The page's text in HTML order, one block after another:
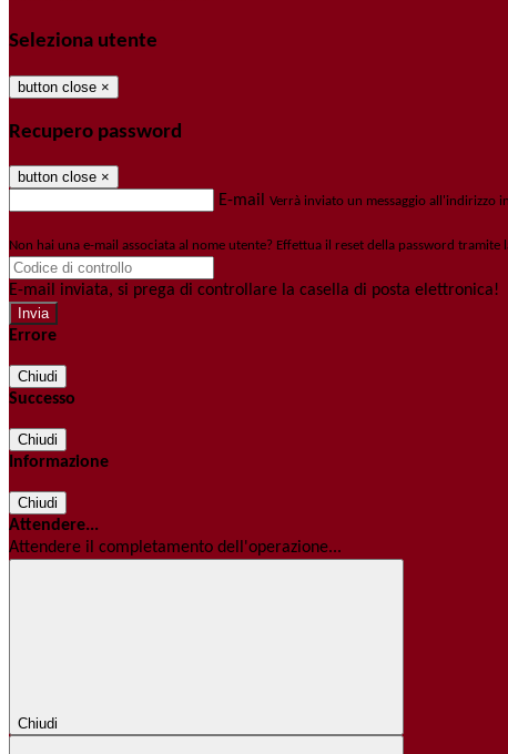
Seleziona utente
button close ×
Recupero password
button close ×
E-mail Verrà inviato un messaggio all'indirizzo
Non hai una e-mail associata al nome utente? Effettua il reset della password tramite
E-mail inviata, si prega di controllare la casella di posta elettronica!
Errore
Chiudi
Successo
Chiudi
Informazione
Chiudi
Attendere...
Attendere il completamento dell'operazione...
Chiudi